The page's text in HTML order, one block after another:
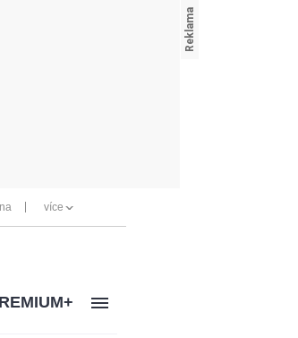
více